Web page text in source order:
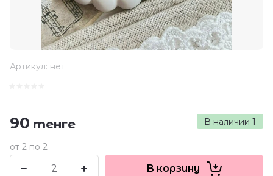
Артикул: нет
В наличии 1
90 тенге
от 2 по 2
В корзину